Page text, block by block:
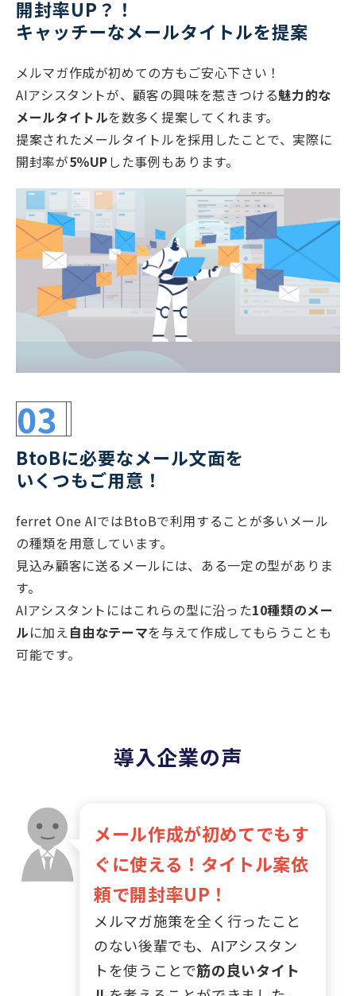
開封率UP？！
キャッチーなメールタイトルを提案
メルマガ作成が初めての方もご安心下さい！
AIアシスタントが、顧客の興味を惹きつける魅力的な
メールタイトルを数多く提案してくれます。
提案されたメールタイトルを採用したことで、実際に
開封率が5％UPした事例もあります。
03
BtoBに必要なメール文面を
いくつもご用意！
ferret One AIではBtoBで利用することが多いメール
の種類を用意しています。
見込み顧客に送るメールには、ある一定の型がありま
す。
AIアシスタントにはこれらの型に沿った10種類のメー
ルに加え自由なテーマを与えて作成してもらうことも
可能です。
導入企業の声
メール作成が初めてでもす
ぐに使える！タイトル案依
頼で開封率UP！
メルマガ施策を全く行ったこと
のない後輩でも、AIアシスタン
トを使うことで筋の良いタイト